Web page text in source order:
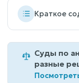
Краткое
Суды по
разные